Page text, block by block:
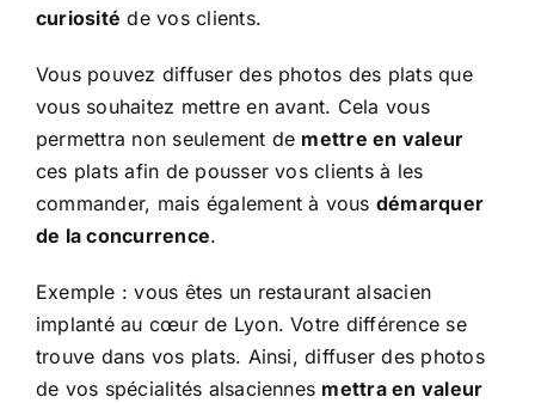
curiosité de vos clients.
Vous pouvez diffuser des photos des plats que
vous souhaitez mettre en avant. Cela vous
permettra non seulement de mettre en valeur
ces plats afin de pousser vos clients à les
commander, mais également à vous démarquer
de la concurrence.
Exemple : vous êtes un restaurant alsacien
implanté au cœur de Lyon. Votre différence se
trouve dans vos plats. Ainsi, diffuser des photos
de vos spécialités alsaciennes mettra en valeur